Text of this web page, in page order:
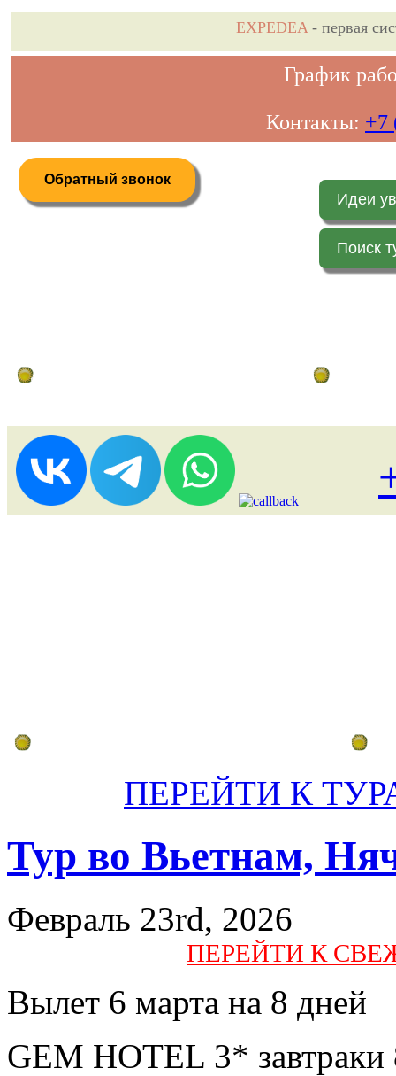
EXPEDEA- первая
График
Контакты: +7
Обратный звонок
Идеи
Поиск
Дистанционное бронирование туров
ПЕРЕЙТИ К
Тур во Вьетнам,
Февраль 23rd, 2026
ПЕРЕЙТИ К
Вылет 6 марта на 8 дней
GEM HOTEL 3* завтраки